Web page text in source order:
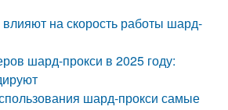
на скорость работы шард-
шард-прокси в 2025 году:
шард-прокси самые